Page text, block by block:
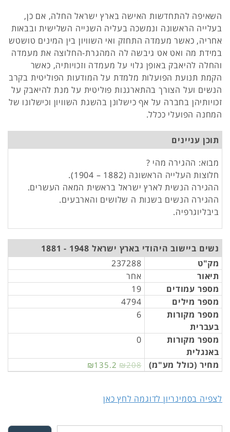
השאיפה להתחדשות האישה בארץ ישראל החלה, אם כן,
בעלייה הראשונה ונמשכה בעליה השנייה השלישית ובבאות
אחריה, כאשר מעמדה התחזק ואי השוויון בין המינים טושטש
במידת מה ואט אט גיבשה לה המהגרת-החלוצה את מעמדה
והחלה להיאבק באופן גלוי על מעמדה וזכויותיה, כאשר
הקמת תנועת הפועלות מלמדת על המודעות הפוליטית בקרב
הנשים ועל הצורך בהתארגנות פוליטית על מנת להיאבק על
זכויותיהן בחברה על אף כישלונן בהשגת השוויון וכישלונו של
המחנה הפועלי ככלל.
תוכן עניינים
מבוא: ההגירה מהי ?
חלוצות העלייה הראשונה (1882 – 1904).
ההגירה הנשית לארץ ישראל בראשית המאה העשרים.
ההגירה הנשים בשנות ה שלושים והארבעים.
ביבליוגרפיה.
נשים ביישוב היהודי בארץ ישראל 1948 - 1881
מק"ט
237288
תיאור
אחר
מספר עמודים
19
מספר מילים
4794
מספר מקורות
בעברית
6
מספר מקורות
באנגלית
0
מחיר (כולל מע"מ) ₪135.2 ₪208
לצפיה בסמינריון לדוגמה לחץ כאן